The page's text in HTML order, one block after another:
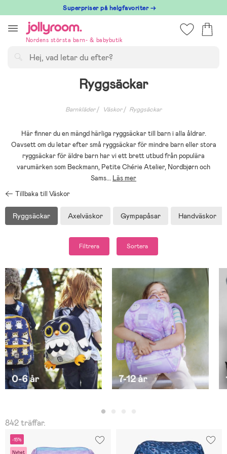
till
innehållet
Superpriser på helgfavoriter →
Nordens största barn- & babybutik
Ryggsäckar
Barnkläder Väskor Ryggsäckar
Här finner du en mängd härliga ryggsäckar till barn i alla åldrar.
Oavsett om du letar efter små ryggsäckar för mindre barn eller stora
ryggsäckar för äldre barn har vi ett brett utbud från populära
varumärken som Beckmann, Petite Chérie Atelier, Nordbjørn och
Sams... Läs mer
Tillbaka till Väskor
Ryggsäckar Axelväskor Gympapåsar Handväskor
Filtrera Sortera
842 träffar.
-15%
Nyhet